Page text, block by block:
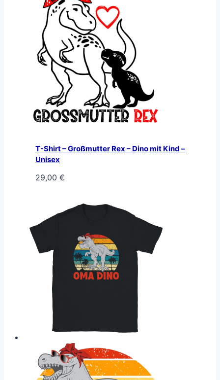
T-Shirt – Großmutter Rex – Dino mit Kind –
Unisex
29,00 €